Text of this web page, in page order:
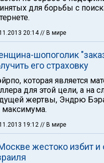
для борьбы с
20:14// В мире
шопоголик
его страховку
которая является
для этой цели, а на
жертвы, Эндрю
максимума.
19:12 // В мире
жестоко избит и